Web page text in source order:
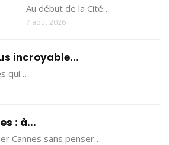
Au début de la Cité…
7 août 2026
incroyable...
qui…
: à...
Cannes sans penser…